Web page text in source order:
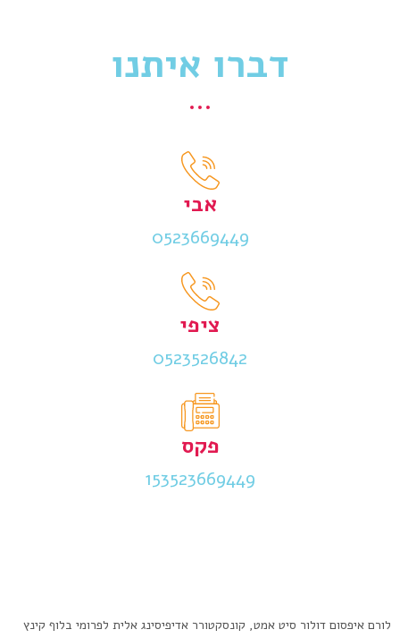
דברו איתנו
אבי
0523669449
ציפי
0523526842
פקס
153523669449
לורם איפסום דולור סיט אמט, קונסקטורר אדיפיסינג אלית לפרומי בלוף קינץ